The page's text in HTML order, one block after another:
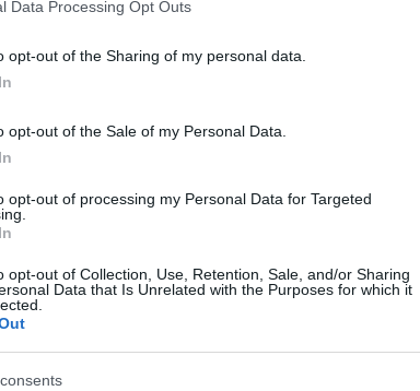
Data Processing Opt Outs
opt-out of the Sharing of my personal data.
opt-out of the Sale of my Personal Data.
opt-out of processing my Personal Data for Targeted
opt-out of Collection, Use, Retention, Sale, and/or Sharing
Data that Is Unrelated with the Purposes for which it
che ha interessato il centro-nord viene
si espande verso il Mediterraneo centro-
metterà fine ai fenomeni più convettivi
pur con alcune variazioni diurne e locali.
e graduale
non è ancora del tutto consolidato